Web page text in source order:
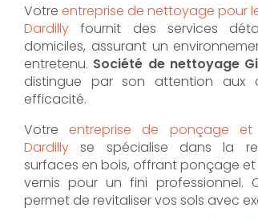
Votre entreprise de nettoyage pour
Dardilly fournit des services
domiciles, assurant un
entretenu. Société de nettoyage
distingue par son attention aux
efficacité.
Votreentreprise de ponçage
Dardilly se spécialise dans la
surfaces en bois, offrant ponçage
vernis pour un fini professionnel.
permet de revitaliser vos sols avec